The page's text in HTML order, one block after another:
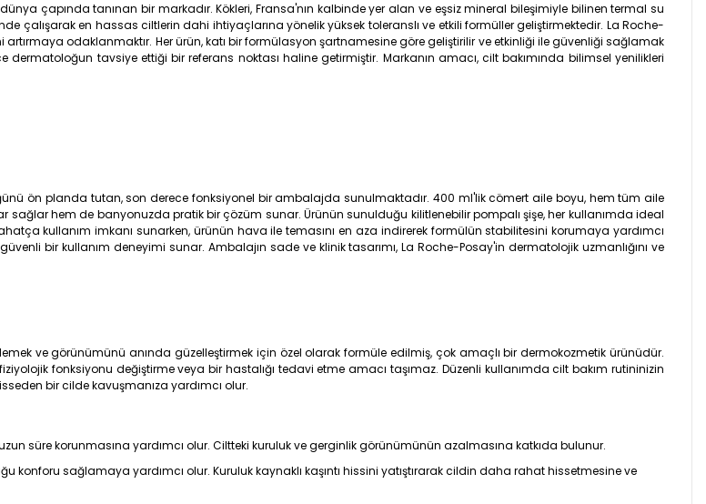
çapında tanınan bir markadır. Kökleri, Fransa'nın kalbinde yer alan ve eşsiz mineral bileşimiyle bilinen termal su
çalışarak en hassas ciltlerin dahi ihtiyaçlarına yönelik yüksek toleranslı ve etkili formüller geliştirmektedir. La Roche-
odaklanmaktır. Her ürün, katı bir formülasyon şartnamesine göre geliştirilir ve etkinliği ile güvenliği sağlamak
tavsiye ettiği bir referans noktası haline getirmiştir. Markanın amacı, cilt bakımında bilimsel yenilikleri
ön planda tutan, son derece fonksiyonel bir ambalajda sunulmaktadır. 400 ml'lik cömert aile boyu, hem tüm aile
sağlar hem de banyonuzda pratik bir çözüm sunar. Ürünün sunulduğu kilitlenebilir pompalı şişe, her kullanımda ideal
kullanım imkanı sunarken, ürünün hava ile temasını en aza indirerek formülün stabilitesini korumaya yardımcı
bir kullanım deneyimi sunar. Ambalajın sade ve klinik tasarımı, La Roche-Posay'in dermatolojik uzmanlığını ve
ve görünümünü anında güzelleştirmek için özel olarak formüle edilmiş, çok amaçlı bir dermokozmetik ürünüdür.
fonksiyonu değiştirme veya bir hastalığı tedavi etme amacı taşımaz. Düzenli kullanımda cilt bakım rutininizin
bir cilde kavuşmanıza yardımcı olur.
süre korunmasına yardımcı olur. Ciltteki kuruluk ve gerginlik görünümünün azalmasına katkıda bulunur.
konforu sağlamaya yardımcı olur. Kuruluk kaynaklı kaşıntı hissini yatıştırarak cildin daha rahat hissetmesine ve